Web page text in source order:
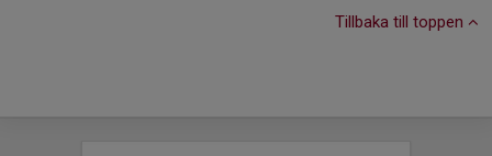
Tillbaka till toppen